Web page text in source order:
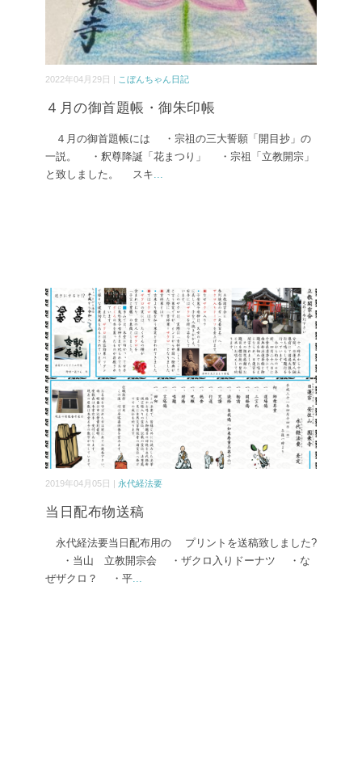
2022年04月29日 | こぼんちゃん日記
４月の御首題帳・御朱印帳
４月の御首題帳には ・宗祖の三大誓願「開目抄」の
一説。 ・釈尊降誕「花まつり」 ・宗祖「立教開宗」
と致しました。 スキ...
2019年04月05日 | 永代経法要
当日配布物送稿
永代経法要当日配布用の プリントを送稿致しました?
・当山 立教開宗会 ・ザクロ入りドーナツ ・な
ぜザクロ？ ・平...